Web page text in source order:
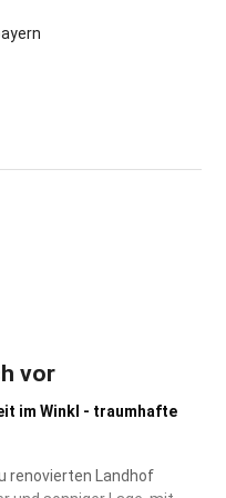
vor
im Winkl - traumhafte
renovierten Landhof